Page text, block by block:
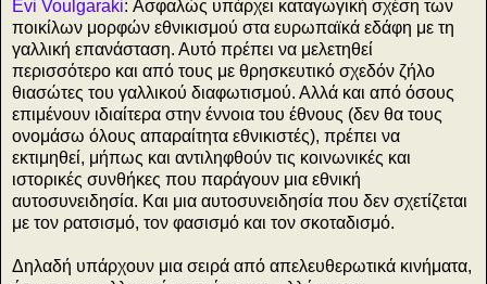
Evi Voulgaraki: Ασφαλώς υπάρχει καταγωγική σχέση των
ποικίλων μορφών εθνικισμού στα ευρωπαϊκά εδάφη με τη
γαλλική επανάσταση. Αυτό πρέπει να μελετηθεί
περισσότερο και από τους με θρησκευτικό σχεδόν ζήλο
θιασώτες του γαλλικού διαφωτισμού. Αλλά και από όσους
επιμένουν ιδιαίτερα στην έννοια του έθνους (δεν θα τους
ονομάσω όλους απαραίτητα εθνικιστές), πρέπει να
εκτιμηθεί, μήπως και αντιληφθούν τις κοινωνικές και
ιστορικές συνθήκες που παράγουν μια εθνική
αυτοσυνειδησία. Και μια αυτοσυνειδησία που δεν σχετίζεται
με τον ρατσισμό, τον φασισμό και τον σκοταδισμό.
Δηλαδή υπάρχουν μια σειρά από απελευθερωτικά κινήματα,